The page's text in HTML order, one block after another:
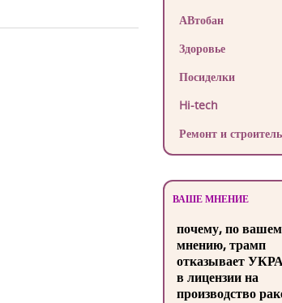
АВтобан
Здоровье
Посиделки
Hi-tech
Ремонт и
ВАШЕ МНЕНИЕ
почему, по
мнению, трамп
отказывает
в лицензии на
производство